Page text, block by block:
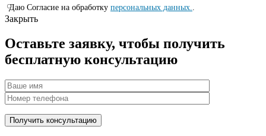
Даю Согласие на обработку персональных данных.
Закрыть
Оставьте заявку, чтобы получить
бесплатную консультацию